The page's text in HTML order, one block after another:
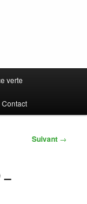
verte
Contact
Suivant →
–